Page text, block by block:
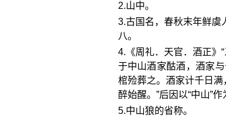
2.山中。
3.古国名，春秋末年鲜虞
八。
4.《周礼．天官．酒正》
于中山酒家酤酒，酒家
棺殓葬之。酒家计千日满
醉始醒。”后因以“中山”作
5.中山狼的省称。